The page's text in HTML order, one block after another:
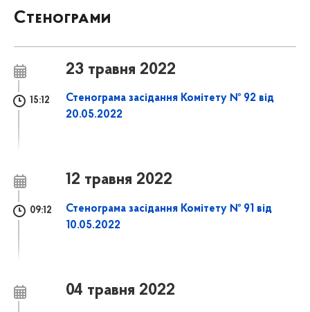
Стенограми
23 травня 2022
15:12
Стенограма засідання Комітету № 92 від
20.05.2022
12 травня 2022
09:12
Стенограма засідання Комітету № 91 від
10.05.2022
04 травня 2022